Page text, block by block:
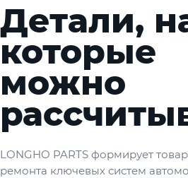
Детали,
которые
можно
LONGHO PARTS формирует
ремонта ключевых систем